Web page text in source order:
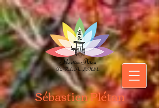
Sébastien Plétan